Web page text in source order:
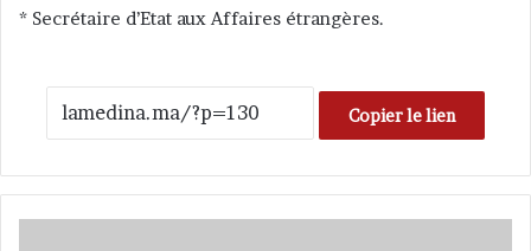
* Secrétaire d’Etat aux Affaires étrangères.
Copier le lien